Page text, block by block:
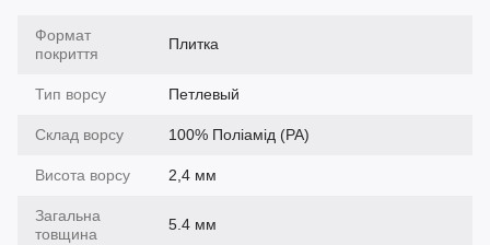
Формат
покриття
Плитка
Тип ворсу Петлевый
Склад ворсу 100% Поліамід (PA)
Висота ворсу 2,4 мм
Загальна
товщина
5.4 мм